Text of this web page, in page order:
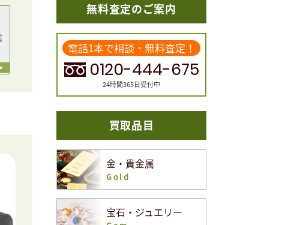
無料査定のご案内
電話1本で相談・無料査定！
0120-444-675
24時間365日受付中
買取品目
金・貴金属
Gold
宝石・ジュエリー